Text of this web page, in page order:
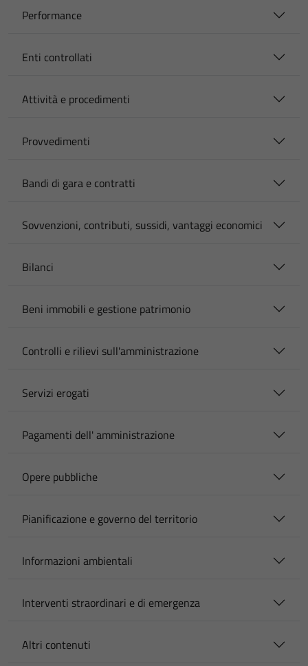
Performance
Enti controllati
Attività e procedimenti
Provvedimenti
Bandi di gara e contratti
Sovvenzioni, contributi, sussidi, vantaggi economici
Bilanci
Beni immobili e gestione patrimonio
Controlli e rilievi sull'amministrazione
Servizi erogati
Pagamenti dell' amministrazione
Opere pubbliche
Pianificazione e governo del territorio
Informazioni ambientali
Interventi straordinari e di emergenza
Altri contenuti